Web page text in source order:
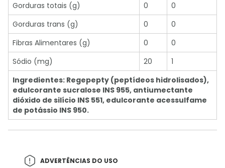
Gorduras totais (g)
0
0
Gorduras trans (g)
0
0
Fibras Alimentares (g)
0
0
Sódio (mg)
20
1
Ingredientes: Regepepty (peptídeos hidrolisados),
edulcorante sucralose INS 955, antiumectante
dióxido de silício INS 551, edulcorante acessulfame
de potássio INS 950.
ADVERTÊNCIAS DO USO